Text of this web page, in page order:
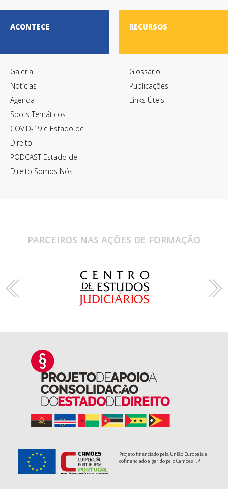
ACONTECE
Galeria
Notícias
Agenda
Spots Temáticos
COVID-19 e Estado de
Direito
PODCAST Estado de
Direito Somos Nós
RECURSOS
Glossário
Publicações
Links Úteis
PARCEIROS NAS AÇÕES DE FORMAÇÃO
Projeto financiado pela União Europeia e
cofinanciado e gerido pelo Camões I.P